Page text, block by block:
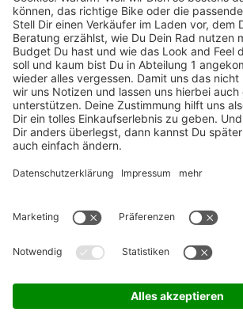
TOP-Marken
ZAHLUNGSARTEN / RATENKAUF
FÜR ARBEITGEBER & ARBEITNEHMER